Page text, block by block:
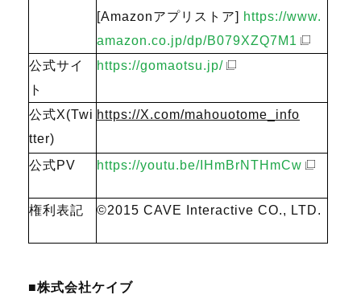
[Amazonアプリストア] https://www.
amazon.co.jp/dp/B079XZQ7M1
公式サイ
ト
https://gomaotsu.jp/
公式X(Twi
tter)
https://X.com/mahouotome_info
公式PV https://youtu.be/IHmBrNTHmCw
権利表記 ©2015 CAVE Interactive CO., LTD.
■株式会社ケイブ